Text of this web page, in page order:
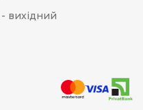
вихідний